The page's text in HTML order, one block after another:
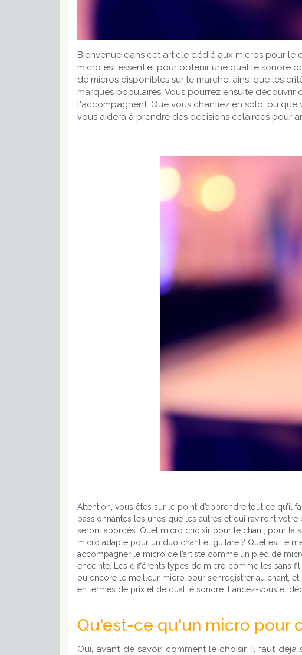
Bienvenue dans cet article dédié aux micros pour le
micro est essentiel pour obtenir une qualité sonore
de micros disponibles sur le marché, ainsi que les
marques populaires. Vous pourrez ensuite
l'accompagnent. Que vous chantiez en solo, ou
vous aidera à prendre des décisions éclairées pour
Attention, vous êtes sur le point d’apprendre tout ce
passionnantes les unes que les autres et qui raviront
seront abordés. Quel micro choisir pour le chant, pour la
micro adapté pour un duo chant et guitare ? Quel est le
accompagner le micro de l’artiste comme un pied de
enceinte. Les différents types de micro comme les sans
ou encore le meilleur micro pour s’enregistrer au chant,
en termes de prix et de qualité sonore. Lancez-vous et
Qu'est-ce qu'un micro pour
Oui, avant de savoir comment le choisir, il faut